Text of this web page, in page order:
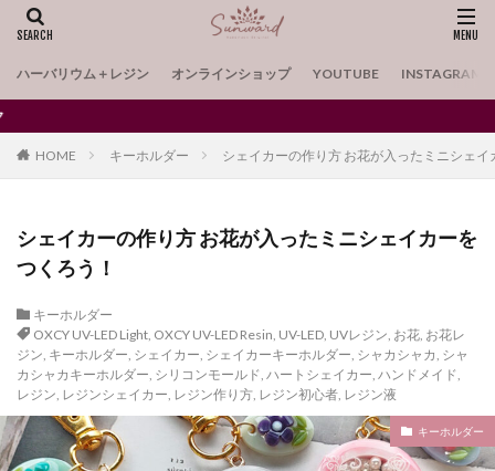
ハーバリウム＋レジン オンラインショップ YOUTUBE INSTAGRAM
HOME キーホルダー シェイカーの作り方 お花が入ったミニシェ
シェイカーの作り方 お花が入ったミニシェイカーを
つくろう！
キーホルダー
OXCY UV-LED Light, OXCY UV-LED Resin, UV-LED, UVレジン, お花, お花レ
ジン, キーホルダー, シェイカー, シェイカーキーホルダー, シャカシャカ, シャ
カシャカキーホルダー, シリコンモールド, ハートシェイカー, ハンドメイド,
レジン, レジンシェイカー, レジン作り方, レジン初心者, レジン液
キーホルダー